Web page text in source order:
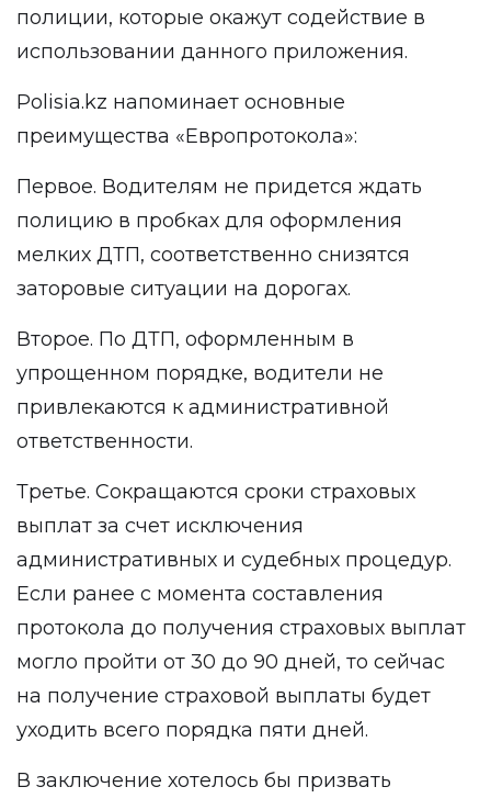
полиции, которые окажут содействие в
использовании данного приложения.
Рolisia.kz напоминает основные
преимущества «Европротокола»:
Первое. Водителям не придется ждать
полицию в пробках для оформления
мелких ДТП, соответственно снизятся
заторовые ситуации на дорогах.
Второе. По ДТП, оформленным в
упрощенном порядке, водители не
привлекаются к административной
ответственности.
Третье. Сокращаются сроки страховых
выплат за счет исключения
административных и судебных процедур.
Если ранее с момента составления
протокола до получения страховых выплат
могло пройти от 30 до 90 дней, то сейчас
на получение страховой выплаты будет
уходить всего порядка пяти дней.
В заключение хотелось бы призвать